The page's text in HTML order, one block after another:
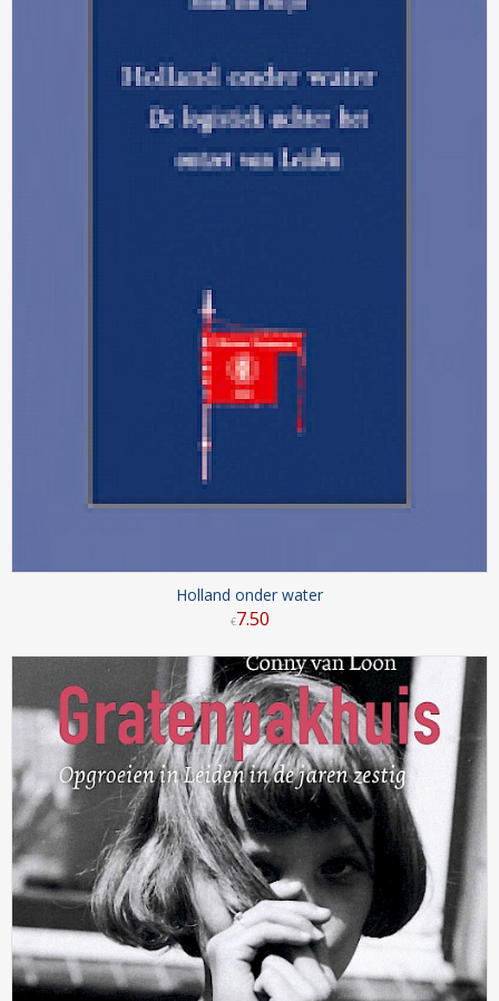
Holland onder water
€7.50